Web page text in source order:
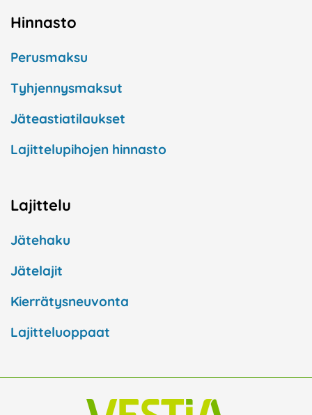
Hinnasto
Perusmaksu
Tyhjennysmaksut
Jäteastiatilaukset
Lajittelupihojen hinnasto
Lajittelu
Jätehaku
Jätelajit
Kierrätysneuvonta
Lajitteluoppaat